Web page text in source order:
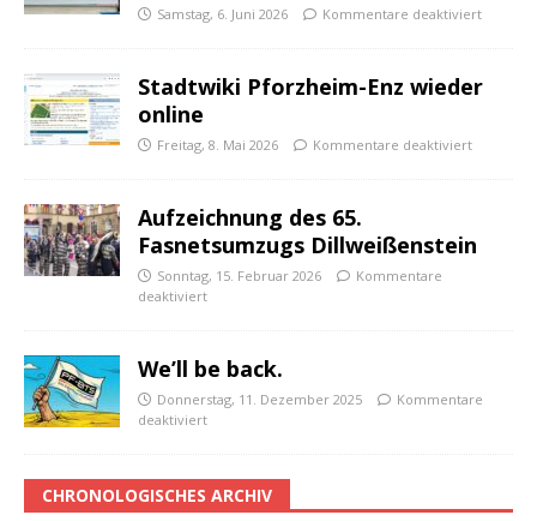
Samstag, 6. Juni 2026 Kommentare deaktiviert
Stadtwiki Pforzheim-Enz wieder
online
Freitag, 8. Mai 2026 Kommentare deaktiviert
Aufzeichnung des 65.
Fasnetsumzugs Dillweißenstein
Sonntag, 15. Februar 2026
Kommentare
deaktiviert
We’ll be back.
Donnerstag, 11. Dezember 2025
Kommentare
deaktiviert
CHRONOLOGISCHES ARCHIV